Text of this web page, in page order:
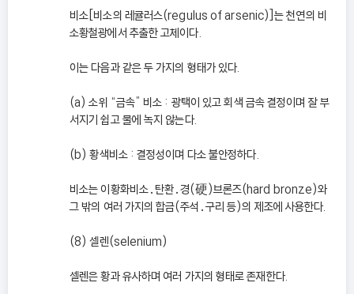
비소[비소의 레귤러스(regulus of arsenic)]는 천연의 비
소황철광에서 추출한 고체이다.
이는 다음과 같은 두 가지의 형태가 있다.
(a) 소위 “금속” 비소 : 광택이 있고 회색 금속 결정이며 잘 부
서지기 쉽고 물에 녹지 않는다.
(b) 황색비소 : 결정성이며 다소 불안정하다.
비소는 이황화비소․탄환․경(硬)브론즈(hard bronze)와
그 밖의 여러 가지의 합금(주석․구리 등)의 제조에 사용한다.
(8) 셀렌(selenium)
셀렌은 황과 유사하며 여러 가지의 형태로 존재한다.